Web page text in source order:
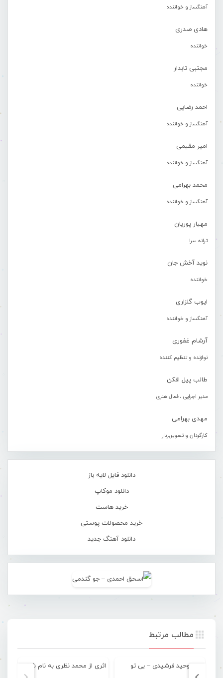
آهنگساز و خواننده
هادی صدری
خواننده
مجتبی تابدار
خواننده
احمد رضایی
آهنگساز و خواننده
امیر مقیمی
آهنگساز و خواننده
محمد بهرامی
آهنگساز و خواننده
مهیار پوریان
ترانه سرا
نوید آخش جان
خواننده
ایوب گلزاری
آهنگساز و خواننده
آرشام غفوری
نوازنده و تنظیم کننده
طالب پیل افکن
مدیر اجرایی ، فعال هنری
مهدی بهرامی
کارگردان و تصویربردار
دانلود فایل لایه باز
دانلود موکاپ
خرید هاست
خرید محصولات پوستی
دانلود آهنگ جدید
مطالب مرتبط
وحید فرشیدی – بی تو